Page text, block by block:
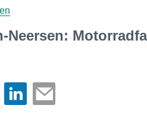
Neersen: